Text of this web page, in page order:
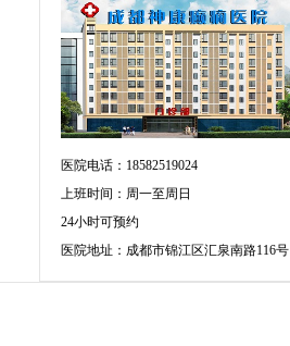
医院电话：18582519024
上班时间：周一至周日
24小时可预约
医院地址：成都市锦江区汇泉南路116号